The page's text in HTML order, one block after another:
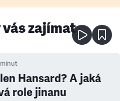
zajímat
Hansard? A jaká
role jinanu